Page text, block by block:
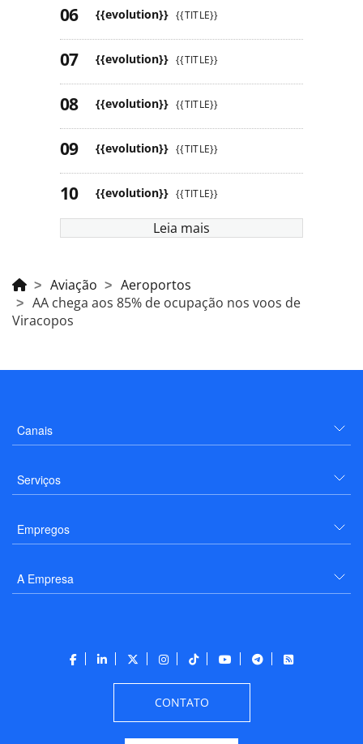
{{evolution}} {{TITLE}}
{{evolution}} {{TITLE}}
{{evolution}} {{TITLE}}
{{evolution}} {{TITLE}}
{{evolution}} {{TITLE}}
Leia mais
Aviação
Aeroportos
AA chega aos 85% de ocupação nos voos de
Viracopos
Canais
Serviços
Empregos
A Empresa
CONTATO